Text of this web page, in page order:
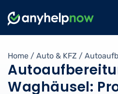
Home / Auto & KFZ /
Waghäusel: